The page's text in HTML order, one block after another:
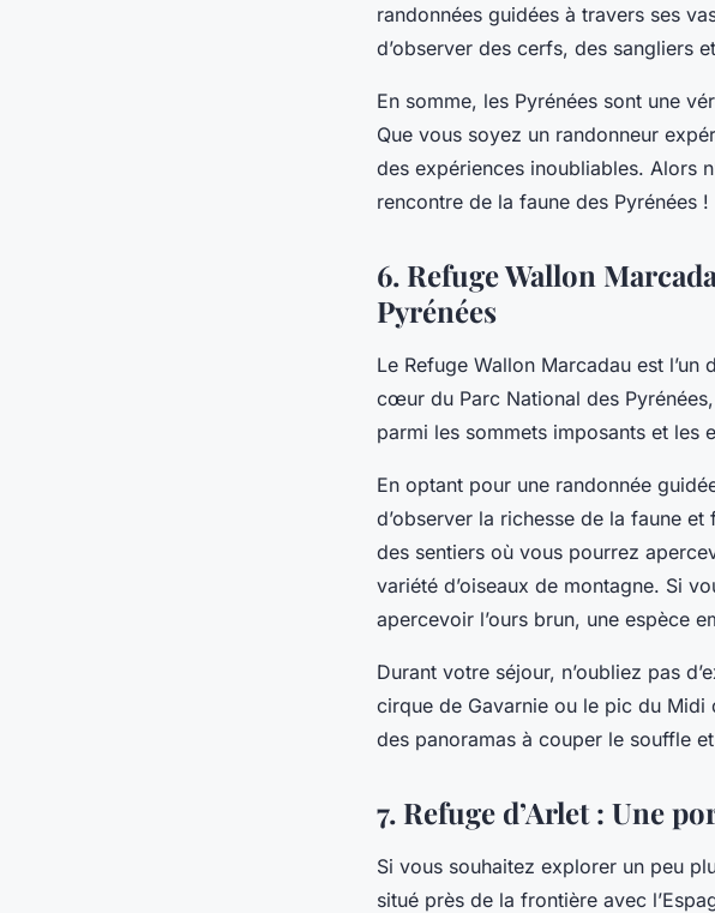
randonnées guidées à travers ses
d’observer des cerfs, des sangliers
En somme, les Pyrénées sont une
Que vous soyez un randonneur
des expériences inoubliables. Alors
rencontre de la faune des Pyrénées !
6. Refuge Wallon
Pyrénées
Le Refuge Wallon Marcadau est l’un
cœur du Parc National des Pyrénées
parmi les sommets imposants et les
En optant pour une randonnée
d’observer la richesse de la faune et
des sentiers où vous pourrez
variété d’oiseaux de montagne. Si
apercevoir l’ours brun, une espèce
Durant votre séjour, n’oubliez pas
cirque de Gavarnie ou le pic du Midi
des panoramas à couper le souffle
7. Refuge d’Arlet : Une
Si vous souhaitez explorer un peu
situé près de la frontière avec